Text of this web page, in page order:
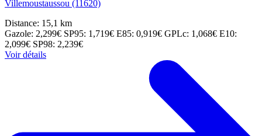
Villemoustaussou (11620)
Distance: 15,1 km
Gazole: 2,299€ SP95: 1,719€ E85: 0,919€ GPLc: 1,068€ E10:
2,099€ SP98: 2,239€
Voir détails